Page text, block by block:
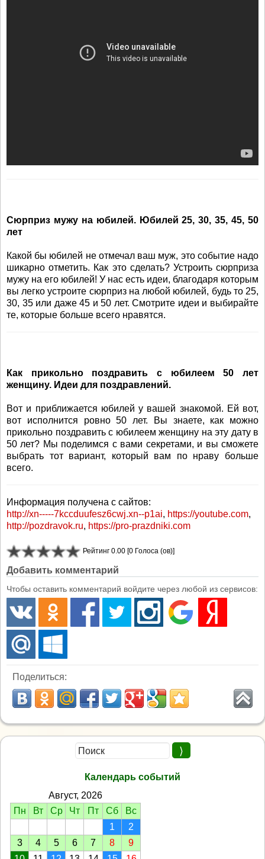
Сюрприз мужу на юбилей. Юбилей 25, 30, 35, 45, 50
лет
Какой бы юбилей не отмечал ваш муж, это событие надо
шикарно отметить. Как это сделать? Устроить сюрприза
мужу на его юбилей! У нас есть идеи, благодаря которым
вы легко устроите сюрприз на любой юбилей, будь то 25,
30, 35 или даже 45 и 50 лет. Смотрите идеи и выбирайте
те, которые больше всего нравятся.
Как прикольно поздравить с юбилеем 50 лет
женщину. Идеи для поздравлений.
Вот и приближается юбилей у вашей знакомой. Ей вот,
вот исполнится ровно 50 лет. Вы знаете, как можно
прикольно поздравить с юбилеем женщину на эту дату в
50 лет? Мы поделимся с вами секретами, и вы сможете
выбрать тот вариант, который вам по нраву больше
всего.
Информация получена с сайтов:
http://xn-----7kccduufesz6cwj.xn--p1ai, https://youtube.com,
http://pozdravok.ru, https://pro-prazdniki.com
Рейтинг 0.00 [0 Голоса (ов)]
Добавить комментарий
Чтобы оставить комментарий войдите через любой из сервисов:
Поделиться:
Календарь событий
Август, 2026
Пн
Вт Ср Чт Пт Сб
Вс
1
2
3
4 5 6 7 8
9